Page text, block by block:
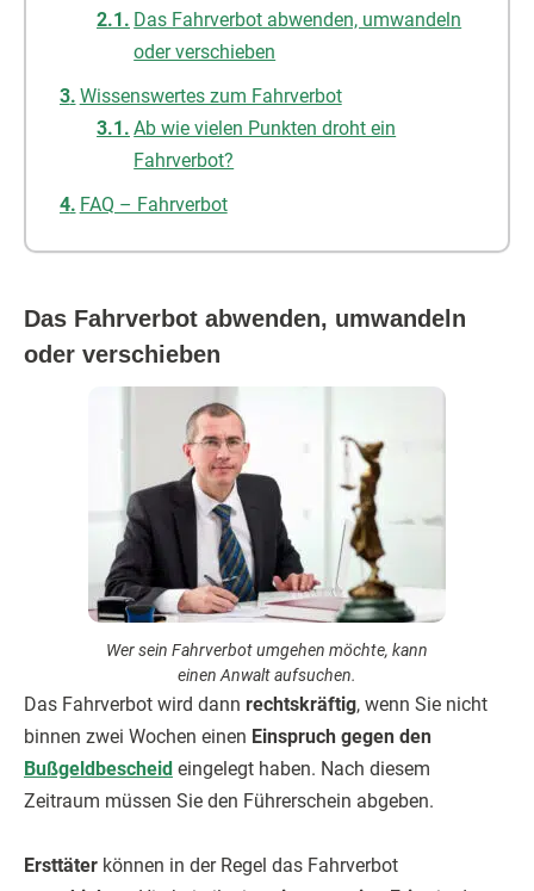
Das Fahrverbot abwenden, umwandeln
oder verschieben
Wissenswertes zum Fahrverbot
Ab wie vielen Punkten droht ein
Fahrverbot?
FAQ – Fahrverbot
Das Fahrverbot abwenden, umwandeln
oder verschieben
Wer sein Fahrverbot umgehen möchte, kann
einen Anwalt aufsuchen.
Das Fahrverbot wird dann rechtskräftig, wenn Sie nicht
binnen zwei Wochen einen Einspruch gegen den
Bußgeldbescheid eingelegt haben. Nach diesem
Zeitraum müssen Sie den Führerschein abgeben.
Ersttäter können in der Regel das Fahrverbot